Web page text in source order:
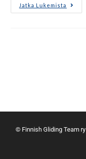
Jatka Lukemista
© Finnish Gliding Team ry